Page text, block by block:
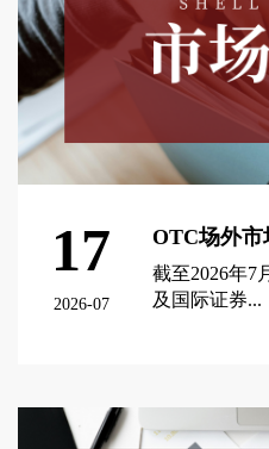
17
2026-07
OTC场外市
截至2026年7
及国际证券...